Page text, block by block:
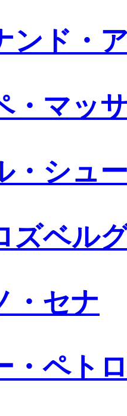
ンド・
・マッ
・シュ
ズベル
・セナ
・ペト